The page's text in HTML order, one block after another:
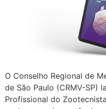
O Conselho Regional de
de São Paulo (CRMV-SP)
Profissional do